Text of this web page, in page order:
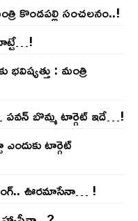
కొండ‌ప‌ల్లి సంచ‌ల‌నం..!
: మంత్రి
ప‌వ‌న్ బొమ్మ టార్గెట్ ఇదే…!
ఎందుకు టార్గెట్
ఊర‌మాసేనా… !